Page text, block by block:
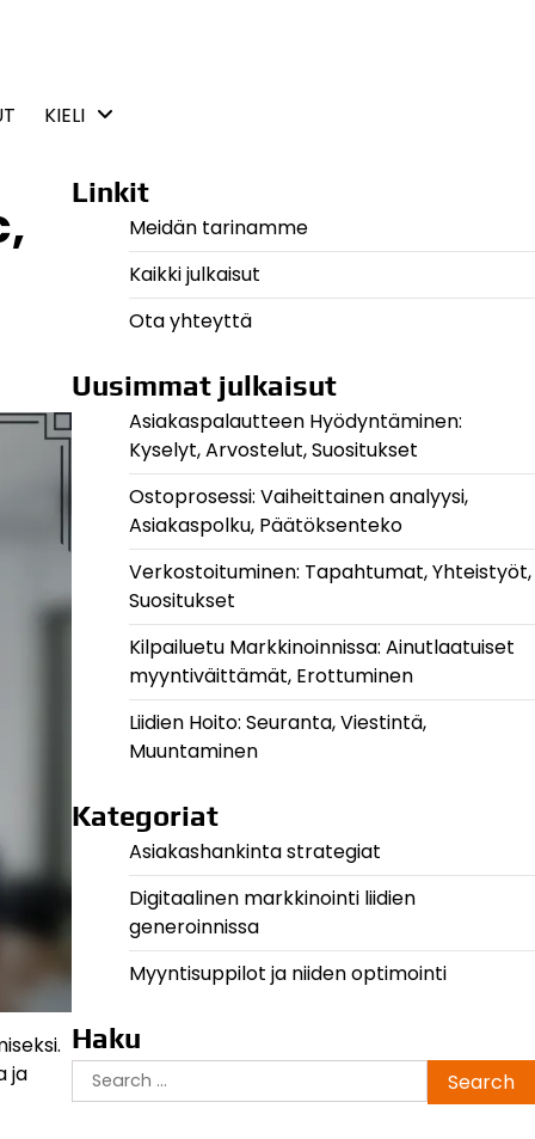
KIELI
ja
Linkit
Meidän tarinamme
Kaikki julkaisut
Ota yhteyttä
Uusimmat julkaisut
Asiakaspalautteen Hyödyntäminen:
Kyselyt, Arvostelut, Suositukset
Ostoprosessi: Vaiheittainen analyysi,
Asiakaspolku, Päätöksenteko
Verkostoituminen: Tapahtumat, Yhteistyöt,
Suositukset
Kilpailuetu Markkinoinnissa: Ainutlaatuiset
myyntiväittämät, Erottuminen
Liidien Hoito: Seuranta, Viestintä,
Muuntaminen
Kategoriat
Asiakashankinta strategiat
Digitaalinen markkinointi liidien
generoinnissa
Myyntisuppilot ja niiden optimointi
Haku
Search
for: